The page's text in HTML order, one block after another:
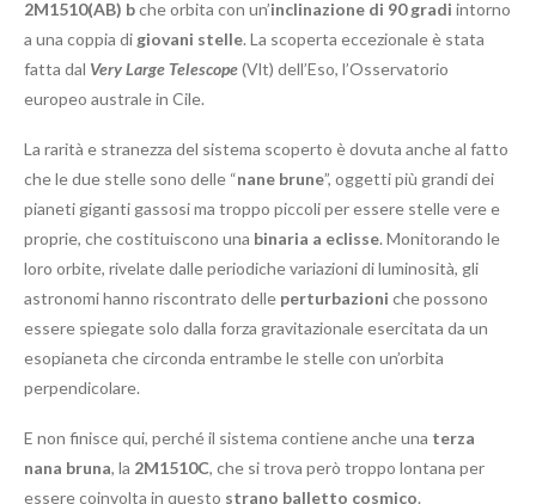
2M1510(AB) bche orbita con un’inclinazione di 90 gradi intorno
a una coppia di giovani stelle. La scoperta eccezionale è stata
fatta dal Very Large Telescope(Vlt) dell’Eso, l’Osservatorio
europeo australe in Cile.
La rarità e stranezza del sistema scoperto è dovuta anche al fatto
che le due stelle sono delle “nane brune”, oggetti più grandi dei
pianeti giganti gassosi ma troppo piccoli per essere stelle vere e
proprie, che costituiscono una binaria a eclisse. Monitorando le
loro orbite, rivelate dalle periodiche variazioni di luminosità, gli
astronomi hanno riscontrato delle perturbazioni che possono
essere spiegate solo dalla forza gravitazionale esercitata da un
esopianeta che circonda entrambe le stelle con un’orbita
perpendicolare.
E non finisce qui, perché il sistema contiene anche una terza
nana bruna, la 2M1510C, che si trova però troppo lontana per
essere coinvolta in questo strano balletto cosmico.